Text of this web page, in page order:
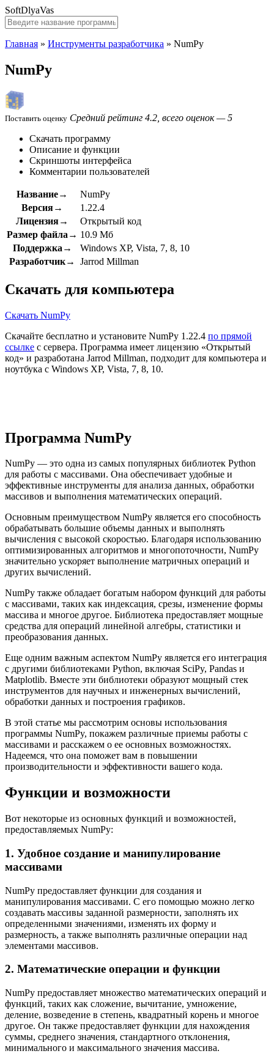
SoftDlyaVas
Главная » Инструменты разработчика » NumPy
NumPy
Поставить оценку Средний рейтинг 4.2, всего оценок — 5
Скачать программу
Описание и функции
Скриншоты интерфейса
Комментарии пользователей
Название→
NumPy
Версия→
1.22.4
Лицензия→
Открытый код
Размер файла→ 10.9 Мб
Поддержка→
Windows XP, Vista, 7, 8, 10
Разработчик→
Jarrod Millman
Скачать для компьютера
Скачать NumPy
Скачайте бесплатно и установите NumPy 1.22.4 по прямой
ссылке с сервера. Программа имеет лицензию «Открытый
код» и разработана Jarrod Millman, подходит для компьютера и
ноутбука с Windows XP, Vista, 7, 8, 10.
Программа NumPy
NumPy — это одна из самых популярных библиотек Python
для работы с массивами. Она обеспечивает удобные и
эффективные инструменты для анализа данных, обработки
массивов и выполнения математических операций.
Основным преимуществом NumPy является его способность
обрабатывать большие объемы данных и выполнять
вычисления с высокой скоростью. Благодаря использованию
оптимизированных алгоритмов и многопоточности, NumPy
значительно ускоряет выполнение матричных операций и
других вычислений.
NumPy также обладает богатым набором функций для работы
с массивами, таких как индексация, срезы, изменение формы
массива и многое другое. Библиотека предоставляет мощные
средства для операций линейной алгебры, статистики и
преобразования данных.
Еще одним важным аспектом NumPy является его интеграция
с другими библиотеками Python, включая SciPy, Pandas и
Matplotlib. Вместе эти библиотеки образуют мощный стек
инструментов для научных и инженерных вычислений,
обработки данных и построения графиков.
В этой статье мы рассмотрим основы использования
программы NumPy, покажем различные приемы работы с
массивами и расскажем о ее основных возможностях.
Надеемся, что она поможет вам в повышении
производительности и эффективности вашего кода.
Функции и возможности
Вот некоторые из основных функций и возможностей,
предоставляемых NumPy:
1. Удобное создание и манипулирование
массивами
NumPy предоставляет функции для создания и
манипулирования массивами. С его помощью можно легко
создавать массивы заданной размерности, заполнять их
определенными значениями, изменять их форму и
размерность, а также выполнять различные операции над
элементами массивов.
2. Математические операции и функции
NumPy предоставляет множество математических операций и
функций, таких как сложение, вычитание, умножение,
деление, возведение в степень, квадратный корень и многое
другое. Он также предоставляет функции для нахождения
суммы, среднего значения, стандартного отклонения,
минимального и максимального значения массива.